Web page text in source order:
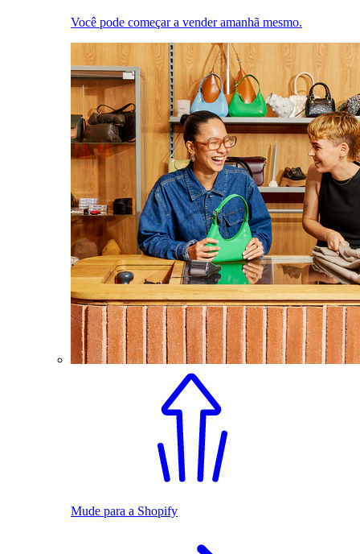
Você pode começar a vender amanhã mesmo.
Mude para a Shopify